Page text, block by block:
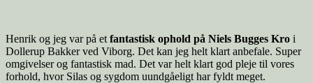
Henrik og jeg var på et fantastisk ophold på Niels Bugges Kro i
Dollerup Bakker ved Viborg. Det kan jeg helt klart anbefale. Super
omgivelser og fantastisk mad. Det var helt klart god pleje til vores
forhold, hvor Silas og sygdom uundgåeligt har fyldt meget.